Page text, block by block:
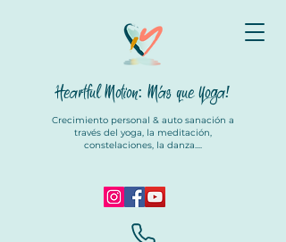
Heartful Motion: Más que Yoga!
Crecimiento personal & auto sanación a
través del yoga, la meditación,
constelaciones, la danza....